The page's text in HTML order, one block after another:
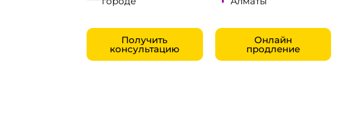
Получить
консультацию
Онлайн
продление